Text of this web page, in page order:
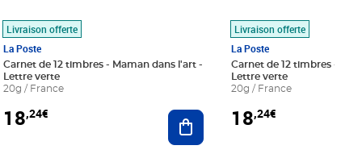
panier
Livraison offerte
La Poste
Carnet de 12 timbres - Maman dans l'art -
Lettre verte
20g / France
18,24€ Ajouter au panier
Livraison offerte
La Poste
Carnet de 12 timbres - Le
Lettre verte
20g / France
18,24€